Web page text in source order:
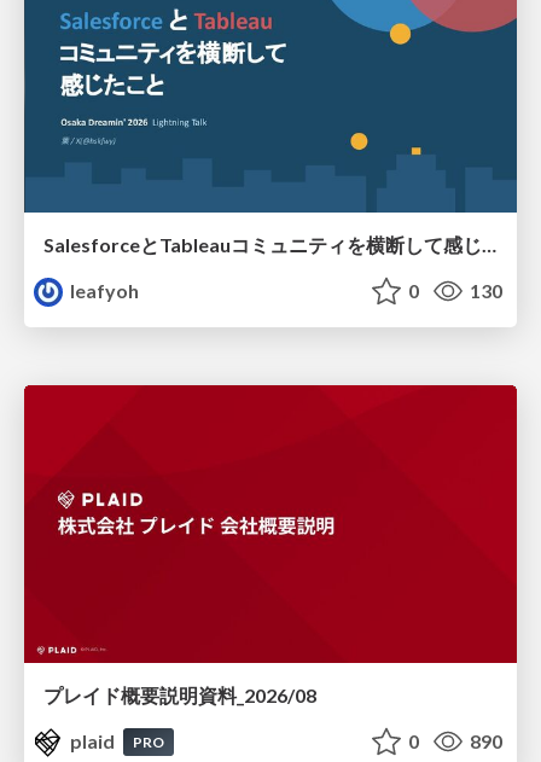
SalesforceとTableauコミュニティを横断して感じたこと（Osaka Dreamin）
leafyoh
0 130
プレイド概要説明資料_2026/08
plaid
PRO 0 890